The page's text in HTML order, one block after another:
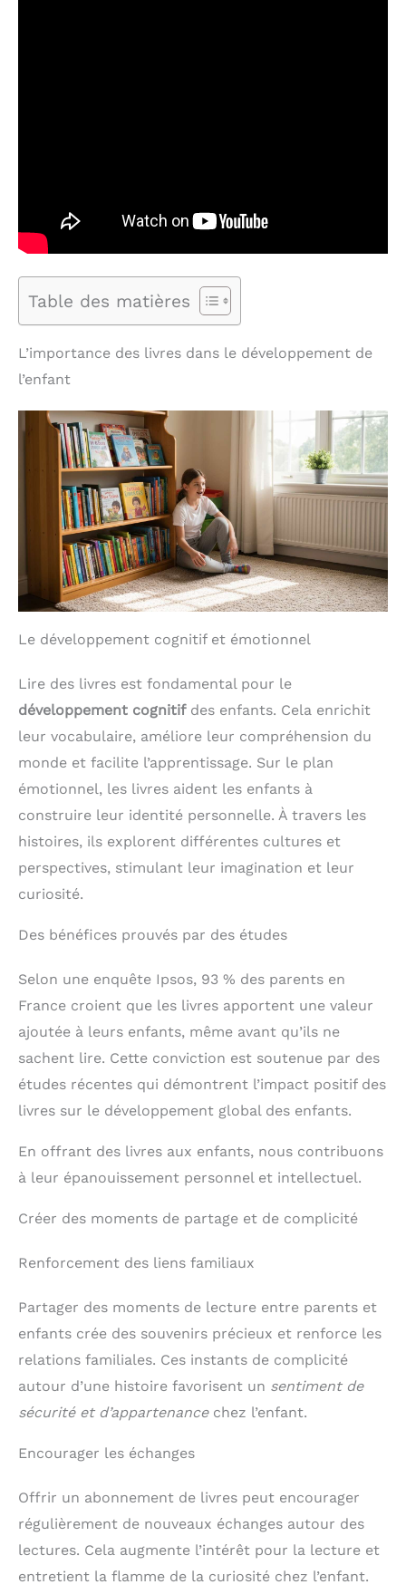
Table des matières
L’importance des livres dans le développement de
l’enfant
Le développement cognitif et émotionnel
Lire des livres est fondamental pour le
développement cognitifdes enfants. Cela enrichit
leur vocabulaire, améliore leur compréhension du
monde et facilite l’apprentissage. Sur le plan
émotionnel, les livres aident les enfants à
construire leur identité personnelle. À travers les
histoires, ils explorent différentes cultures et
perspectives, stimulant leur imagination et leur
curiosité.
Des bénéfices prouvés par des études
Selon une enquête Ipsos, 93 % des parents en
France croient que les livres apportent une valeur
ajoutée à leurs enfants, même avant qu’ils ne
sachent lire. Cette conviction est soutenue par des
études récentes qui démontrent l’impact positif des
livres sur le développement global des enfants.
En offrant des livres aux enfants, nous contribuons
à leur épanouissement personnel et intellectuel.
Créer des moments de partage et de complicité
Renforcement des liens familiaux
Partager des moments de lecture entre parents et
enfants crée des souvenirs précieux et renforce les
relations familiales. Ces instants de complicité
autour d’une histoire favorisent un sentiment de
sécurité et d’appartenancechez l’enfant.
Encourager les échanges
Offrir un abonnement de livres peut encourager
régulièrement de nouveaux échanges autour des
lectures. Cela augmente l’intérêt pour la lecture et
entretient la flamme de la curiosité chez l’enfant.